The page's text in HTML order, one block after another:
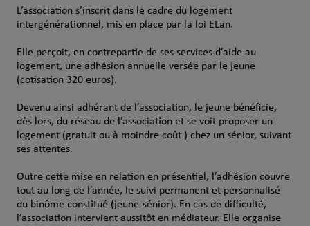
L’association s’inscrit dans le cadre du logement
intergénérationnel, mis en place par la loi ELan.
Elle perçoit, en contrepartie de ses services d’aide au
logement, une adhésion annuelle versée par le jeune
(cotisation 320 euros).
Devenu ainsi adhérant de l’association, le jeune bénéficie,
dès lors, du réseau de l’association et se voit proposer un
logement (gratuit ou à moindre coût ) chez un sénior, suivant
ses attentes.
Outre cette mise en relation en présentiel, l’adhésion couvre
tout au long de l’année, le suivi permanent et personnalisé
du binôme constitué (jeune-sénior). En cas de difficulté,
l’association intervient aussitôt en médiateur. Elle organise